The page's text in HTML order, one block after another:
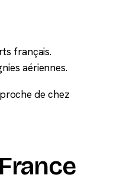
français.
aériennes.
de chez